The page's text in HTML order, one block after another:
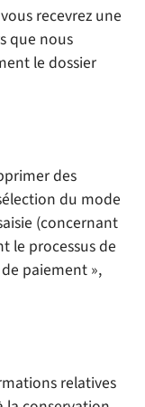
recevrez une
que nous
le dossier
des
du mode
(concernant
le processus de
paiement »,
relatives